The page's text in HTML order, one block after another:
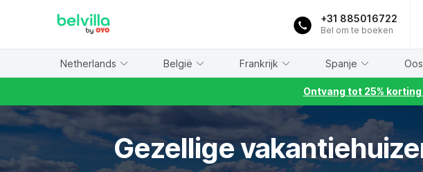
+31 885016722
Bel om te boeken
Netherlands België Frankrijk Spanje
Ontvang tot 25%
Gezellige